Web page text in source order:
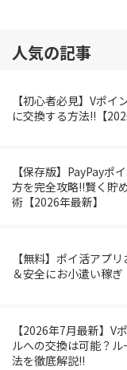
人気の記事
【初心者必見】Vポイ
に交換する方法!!【
【保存版】PayPayポ
方を完全攻略!!賢く貯
術【2026年最新】
【無料】ポイ活アプ
＆安全にお小遣い稼ぎ
【2026年7月最新】V
ルへの交換は可能？
法を徹底解説!!